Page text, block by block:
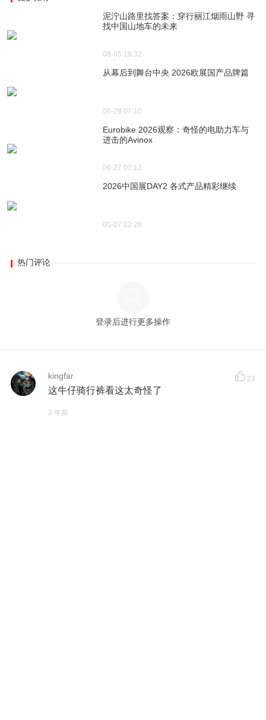
泥泞山路里找答案：穿行丽江烟雨山野 寻
找中国山地车的未来
08-05 19:32
从幕后到舞台中央 2026欧展国产品牌篇
06-28 07:10
Eurobike 2026观察：奇怪的电助力车与
进击的Avinox
06-27 07:12
2026中国展DAY2 各式产品精彩继续
05-07 02:28
热门评论
登录后进行更多操作
kingfar 23
这牛仔骑行裤看这太奇怪了
3 年前